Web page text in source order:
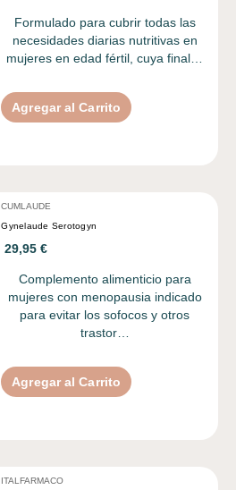
Formulado para cubrir todas las
necesidades diarias nutritivas en
mujeres en edad fértil, cuya final…
Agregar al Carrito
CUMLAUDE
Gynelaude Serotogyn
29,95 €
Complemento alimenticio para
mujeres con menopausia indicado
para evitar los sofocos y otros
trastor…
Agregar al Carrito
ITALFARMACO